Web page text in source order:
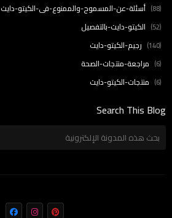
أسئلة-عن-المسموح-والممنوع-في-الكيتو-دايت (88)
الكيتو-دايت-بالتفصيل (52)
رجيم-الكيتو-دايت (140)
مراجعة-منتجات-الصحة (6)
منتجات-الكيتو-دايت (6)
Search This Blog